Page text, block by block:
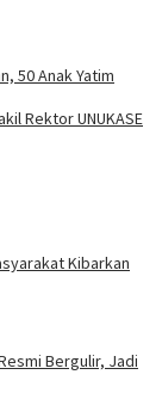
50 Anak Yatim
Rektor UNUKASE
Kibarkan
Bergulir, Jadi